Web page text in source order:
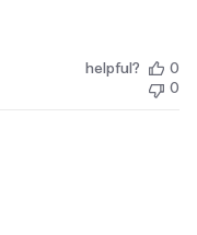
helpful?
0
0